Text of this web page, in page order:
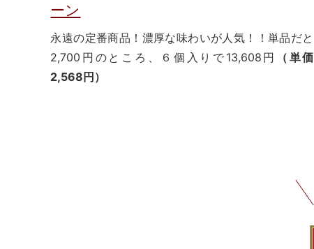
ーン
永遠の定番商品！濃厚な味わいが人気！！単品だと
2,700円のところ、６個入りで13,608円
（単価
2,568円）